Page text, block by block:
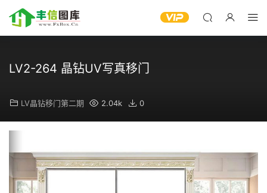
LV2-264 晶钻UV写真移门
LV晶钻移门第二期 2.04k 0